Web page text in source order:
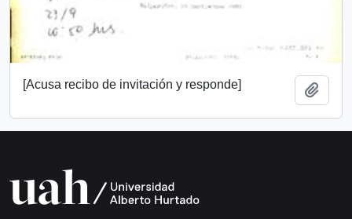
[Acusa recibo de invitación y responde]